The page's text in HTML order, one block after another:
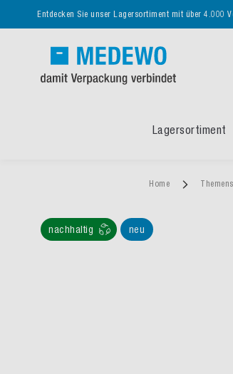
Entdecken Sie unser Lagersortiment mit über 4.000
Lagersortiment
Home
nachhaltig neu